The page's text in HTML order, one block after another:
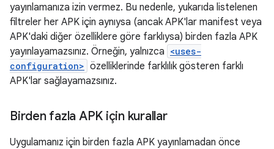
yayınlamanıza izin vermez. Bu nedenle, yukarıda listelenen
filtreler her APK için aynıysa (ancak APK'lar manifest veya
APK'daki diğer özelliklere göre farklıysa) birden fazla APK
yayınlayamazsınız. Örneğin, yalnızca <uses-
configuration> özelliklerinde farklılık gösteren farklı
APK'lar sağlayamazsınız.
Birden fazla APK için kurallar
Uygulamanız için birden fazla APK yayınlamadan önce